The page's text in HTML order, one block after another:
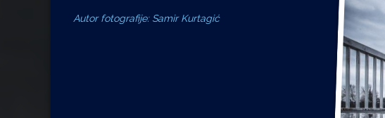
Autor fotografije: Samir Kurtagić